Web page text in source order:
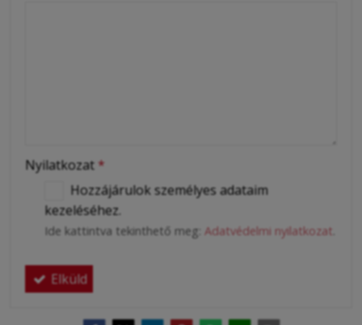
Nyilatkozat *
Hozzájárulok személyes adataim
kezeléséhez.
Ide kattintva tekinthető meg: Adatvédelmi nyilatkozat
Elküld